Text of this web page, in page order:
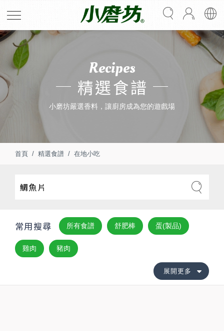
Recipes
精選食譜
小磨坊嚴選香料，讓廚房成為您的遊戲場
首頁 精選食譜 在地小吃
常用搜尋 所有食譜 舒肥棒 蛋(製品)
雞肉 豬肉
展開更多